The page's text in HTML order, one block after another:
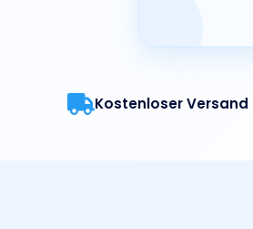
Kostenloser Versand